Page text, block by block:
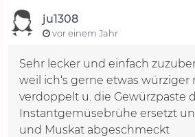
ju1308
vor einem Jahr
Sehr lecker und einfach
weil ich‘s gerne etwas würziger
verdoppelt u. die Gewürzpaste
Instantgemüsebrühe ersetzt
und Muskat abgeschmeckt